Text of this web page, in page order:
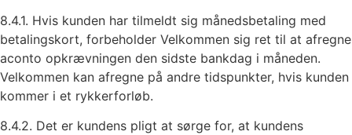
8.4.1. Hvis kunden har tilmeldt sig månedsbetaling med
betalingskort, forbeholder Velkommen sig ret til at afregne
aconto opkrævningen den sidste bankdag i måneden.
Velkommen kan afregne på andre tidspunkter, hvis kunden
kommer i et rykkerforløb.
8.4.2. Det er kundens pligt at sørge for, at kundens